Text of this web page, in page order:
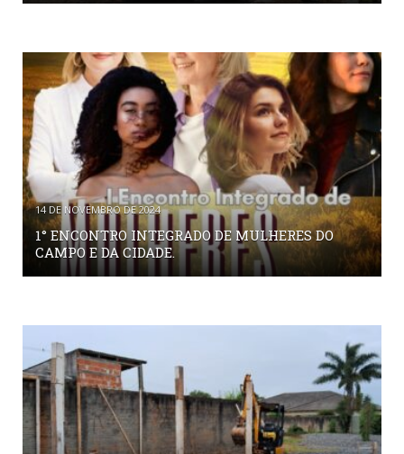
14 DE NOVEMBRO DE 2024
1° ENCONTRO INTEGRADO DE MULHERES DO
CAMPO E DA CIDADE.